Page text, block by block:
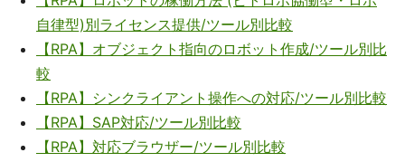
自律型)別ライセンス提供/ツール別比較
【RPA】オブジェクト指向のロボット作成/ツール別比
較
【RPA】シンクライアント操作への対応/ツール別比較
【RPA】SAP対応/ツール別比較
【RPA】対応ブラウザー/ツール別比較